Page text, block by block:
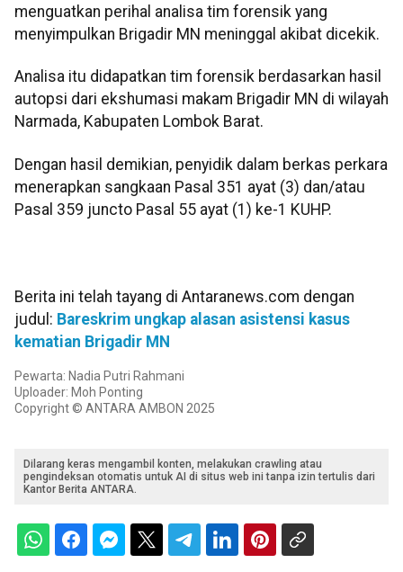
menguatkan perihal analisa tim forensik yang
menyimpulkan Brigadir MN meninggal akibat dicekik.
Analisa itu didapatkan tim forensik berdasarkan hasil
autopsi dari ekshumasi makam Brigadir MN di wilayah
Narmada, Kabupaten Lombok Barat.
Dengan hasil demikian, penyidik dalam berkas perkara
menerapkan sangkaan Pasal 351 ayat (3) dan/atau
Pasal 359 juncto Pasal 55 ayat (1) ke-1 KUHP.
Berita ini telah tayang di Antaranews.com dengan
judul: Bareskrim ungkap alasan asistensi kasus
kematian Brigadir MN
Pewarta: Nadia Putri Rahmani
Uploader: Moh Ponting
Copyright © ANTARA AMBON 2025
Dilarang keras mengambil konten, melakukan crawling atau
pengindeksan otomatis untuk AI di situs web ini tanpa izin tertulis dari
Kantor Berita ANTARA.